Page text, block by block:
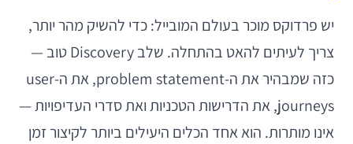
יש פרדוקס מוכר בעולם המובייל: כדי להשיק מהר יותר,
צריך לעיתים להאט בהתחלה. שלב Discovery טוב —
כזה שמבהיר את ה-problem statement, את ה-user
journeys, את הדרישות הטכניות ואת סדרי העדיפויות —
אינו מותרות. הוא אחד הכלים היעילים ביותר לקיצור זמן